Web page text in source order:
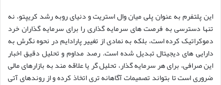
این پلتفرم به عنوان پلی میان وال استریت و دنیای روبه رشد کریپتو، نه
تنها دسترسی به فرصت های سرمایه گذاری را برای سرمایه گذاران خرد
دموکراتیک کرده است، بلکه به نمادی از تغییر پارادایم در نحوه نگرش به
دارایی های دیجیتال تبدیل شده است. رصد مداوم و تحلیل دقیق اخبار
این صرافی، برای هر سرمایه گذار، تحلیل گر یا علاقه مند به بازارهای مالی
ضروری است تا بتواند تصمیمات آگاهانه تری اتخاذ کرده و از روندهای آتی